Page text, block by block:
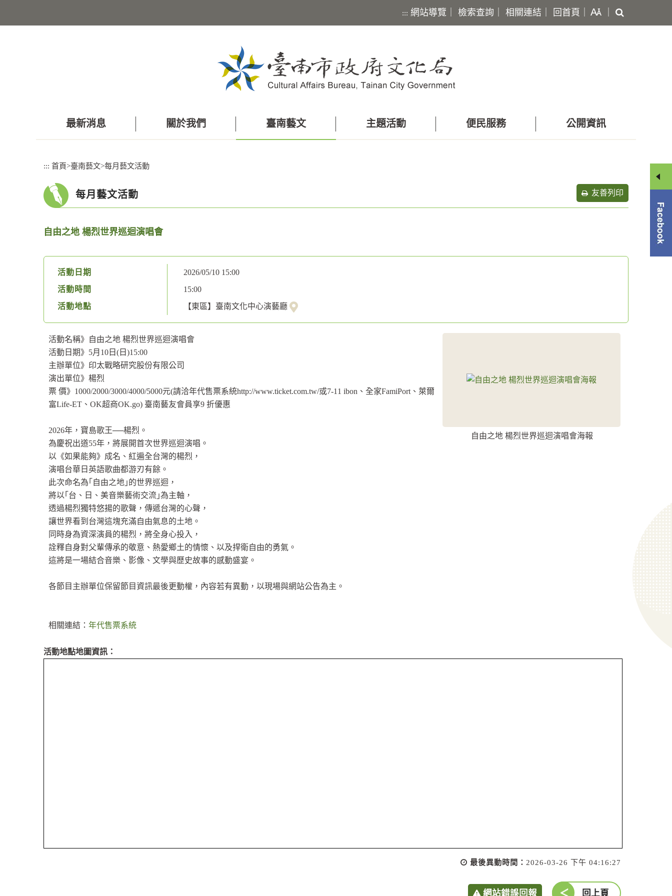
主
::: 網站導覽 檢索查詢 相關連結 回首頁
尋
最新消息 關於我們 臺南藝文 主題活動 便民服務 公開資訊
::: 首頁>臺南藝文>每月藝文活動
每月藝文活動 友善列印
自由之地 楊烈世界巡迴演唱會
活動日期
2026/05/10 15:00
活動時間
15:00
活動地點
【東區】臺南文化中心演藝廳
自由之地 楊烈世界巡迴演唱會海報
活動名稱》自由之地 楊烈世界巡迴演唱會
活動日期》5月10日(日)15:00
主辦單位》印太戰略研究股份有限公司
演出單位》楊烈
票 價》1000/2000/3000/4000/5000元(請洽年代售票系統http://www.ticket.com.tw/或7-11 ibon、全家FamiPort、萊爾
富Life-ET、OK超商OK.go) 臺南藝友會員享9 折優惠
2026年，寶島歌王──楊烈。
為慶祝出道55年，將展開首次世界巡迴演唱。
以《如果能夠》成名、紅遍全台灣的楊烈，
演唱台華日英語歌曲都游刃有餘。
此次命名為｢自由之地｣的世界巡迴，
將以｢台、日、美音樂藝術交流｣為主軸，
透過楊烈獨特悠揚的歌聲，傳遞台灣的心聲，
讓世界看到台灣這塊充滿自由氣息的土地。
同時身為資深演員的楊烈，將全身心投入，
詮釋自身對父輩傳承的敬意、熱愛鄉土的情懷、以及捍衛自由的勇氣。
這將是一場結合音樂、影像、文學與歷史故事的感動盛宴。
各節目主辦單位保留節目資訊最後更動權，內容若有異動，以現場與網站公告為主。
相關連結： 年代售票系統
活動地點地圖資訊：
最後異動時間： 2026-03-26 下午 04:16:27
網站錯誤回報 回上頁
享
選
單